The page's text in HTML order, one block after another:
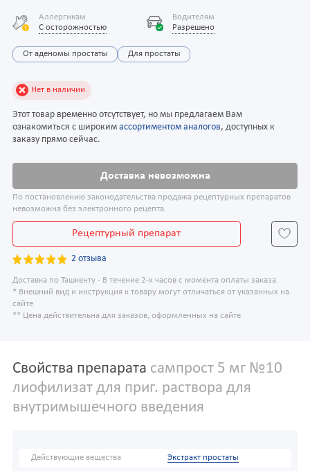
Аллергикам
С осторожностью
Водителям
Разрешено
От аденомы простаты Для простаты
Нет в наличии
Этот товар временно отсутствует, но мы предлагаем Вам
ознакомиться с широким ассортиментом аналогов, доступных к
заказу прямо сейчас.
Доставка невозможна
По постановлению законодательства продажа рецептурных препаратов
невозможна без электронного рецепта.
Рецептурный препарат
2 отзыва
Доставка по Ташкенту - В течение 2-х часов с момента оплаты заказа.
* Внешний вид и инструкция к товару могут отличаться от указанных на
сайте
** Цена действительна для заказов, оформленных на сайте
Свойства препарата сампрост 5 мг №10
лиофилизат для приг. раствора для
внутримышечного введения
Действующие вещества Экстракт простаты